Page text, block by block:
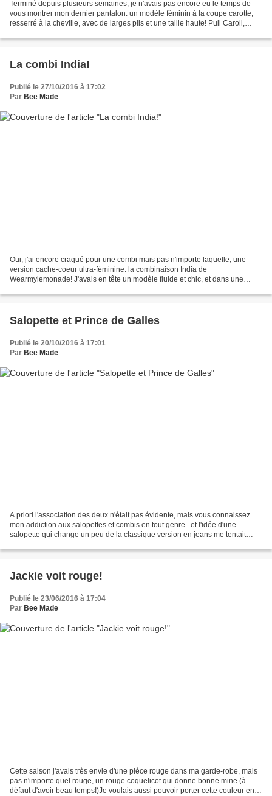
Terminé depuis plusieurs semaines, je n'avais pas encore eu le temps de
vous montrer mon dernier pantalon: un modèle féminin à la coupe carotte,
resserré à la cheville, avec de larges plis et une taille haute! Pull Caroll,
La combi India!
Publié le 27/10/2016 à 17:02
Par Bee Made
Oui, j'ai encore craqué pour une combi mais pas n'importe laquelle, une
version cache-coeur ultra-féminine: la combinaison India de
Wearmylemonade! J'avais en tête un modèle fluide et chic, et dans une
Salopette et Prince de Galles
Publié le 20/10/2016 à 17:01
Par Bee Made
A priori l'association des deux n'était pas évidente, mais vous connaissez
mon addiction aux salopettes et combis en tout genre...et l'idée d'une
salopette qui change un peu de la classique version en jeans me tentait
Jackie voit rouge!
Publié le 23/06/2016 à 17:04
Par Bee Made
Cette saison j'avais très envie d'une pièce rouge dans ma garde-robe, mais
pas n'importe quel rouge, un rouge coquelicot qui donne bonne mine (à
défaut d'avoir beau temps!)Je voulais aussi pouvoir porter cette couleur en